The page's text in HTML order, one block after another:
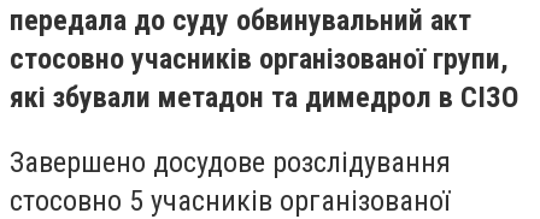
передала до суду обвинувальний акт
стосовно учасників організованої групи,
які збували метадон та димедрол в СІЗО
Завершено досудове розслідування
стосовно 5 учасників організованої